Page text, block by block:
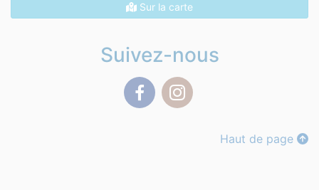
Sur la carte
Suivez-nous
Haut de page